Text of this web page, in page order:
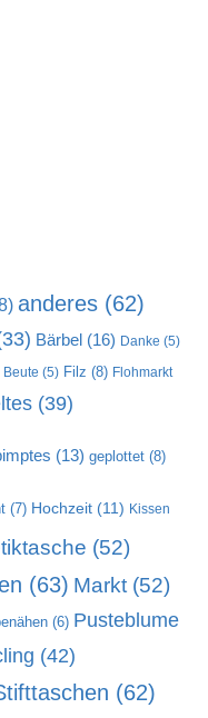
anderes (62)
Bärbel (16) Danke (5)
Beute (5) Filz (8) Flohmarkt
(39)
(13) geplottet (8)
(7) Hochzeit (11) Kissen
(52)
(63) Markt (52)
(6) Pusteblume
(42)
(62)